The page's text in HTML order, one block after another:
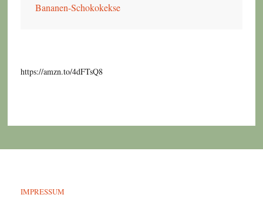
Bananen-Schokokekse
https://amzn.to/4dFTsQ8
IMPRESSUM